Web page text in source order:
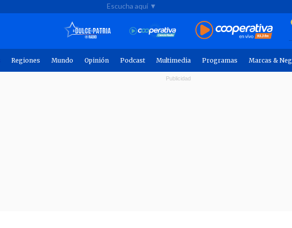
Escucha aquí ▼
Regiones Mundo Opinión Podcast Multimedia Programas Marcas &